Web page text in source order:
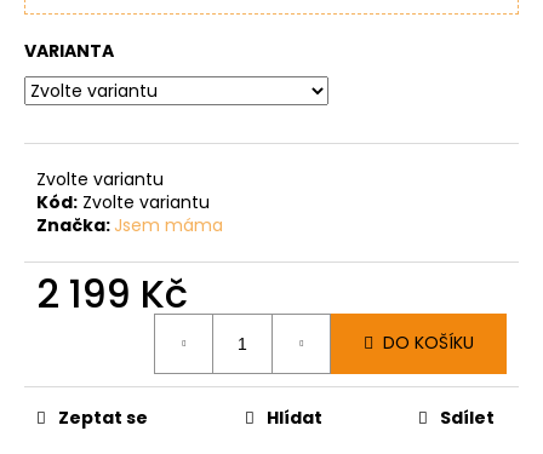
VARIANTA
Zvolte variantu
Kód: Zvolte variantu
Značka: Jsem máma
2 199 Kč
DO KOŠÍKU
Zeptat se Hlídat Sdílet